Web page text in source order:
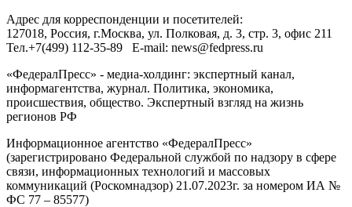
Адрес для корреспонденции и посетителей:
127018, Россия, г.Москва, ул. Полковая, д. 3, стр. 3, офис 211
Тел.+7(499) 112-35-89 E-mail: news@fedpress.ru
«ФедералПресс» - медиа-холдинг: экспертный канал,
информагентства, журнал. Политика, экономика,
происшествия, общество. Экспертный взгляд на жизнь
регионов РФ
Информационное агентство «ФедералПресс»
(зарегистрировано Федеральной службой по надзору в сфере
связи, информационных технологий и массовых
коммуникаций (Роскомнадзор) 21.07.2023г. за номером ИА №
ФС 77 – 85577)